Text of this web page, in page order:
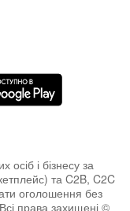
і бізнесу за
та C2B, C2C
оголошення без
права захищені ©